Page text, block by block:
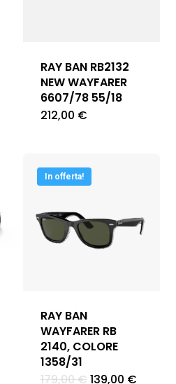
RAY BAN RB2132
NEW WAYFARER
6607/78 55/18
212,00 €
In offerta!
RAY BAN
WAYFARER RB
2140, COLORE
1358/31
179,00€ Il
139,00 €Il